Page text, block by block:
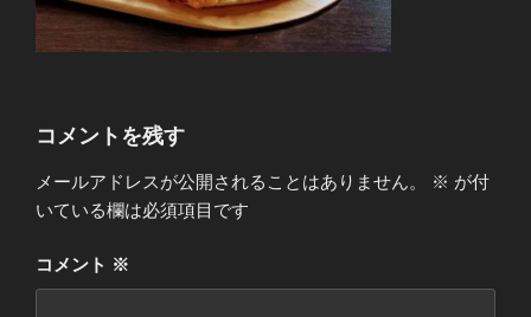
コメントを残す
メールアドレスが公開されることはありません。 ※ が付
いている欄は必須項目です
コメント ※